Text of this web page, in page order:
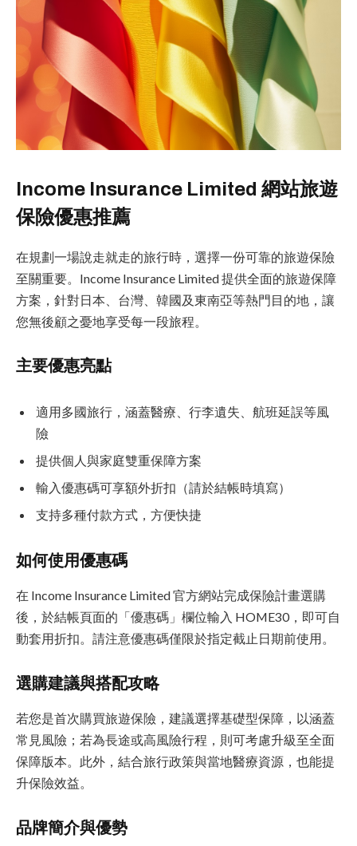
Income Insurance Limited 網站旅遊
保險優惠推薦
在規劃一場說走就走的旅行時，選擇一份可靠的旅遊保險
至關重要。Income Insurance Limited 提供全面的旅遊保障
方案，針對日本、台灣、韓國及東南亞等熱門目的地，讓
您無後顧之憂地享受每一段旅程。
主要優惠亮點
適用多國旅行，涵蓋醫療、行李遺失、航班延誤等風
險
提供個人與家庭雙重保障方案
輸入優惠碼可享額外折扣（請於結帳時填寫）
支持多種付款方式，方便快捷
如何使用優惠碼
在 Income Insurance Limited 官方網站完成保險計畫選購
後，於結帳頁面的「優惠碼」欄位輸入 HOME30，即可自
動套用折扣。請注意優惠碼僅限於指定截止日期前使用。
選購建議與搭配攻略
若您是首次購買旅遊保險，建議選擇基礎型保障，以涵蓋
常見風險；若為長途或高風險行程，則可考慮升級至全面
保障版本。此外，結合旅行政策與當地醫療資源，也能提
升保險效益。
品牌簡介與優勢